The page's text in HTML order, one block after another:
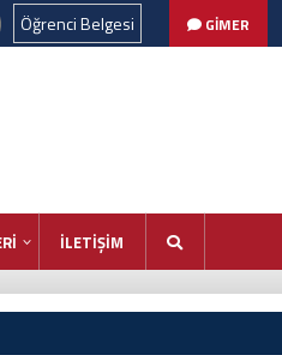
Öğrenci Belgesi GİMER
İLETİŞİM